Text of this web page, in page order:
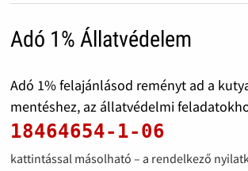
Adó 1% Állatvédelem
Adó 1% felajánlásod reményt ad a
mentéshez, az állatvédelmi
18464654-1-06
kattintással másolható – a rendelkező